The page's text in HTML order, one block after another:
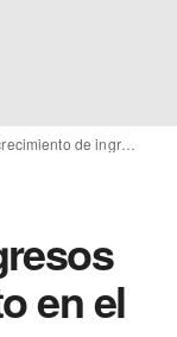
Aritzia logra un crecimiento de ingresos del +42,8 por ciento en el tercer trimestre, impulsado por su expansión en Estados Unidos
en el